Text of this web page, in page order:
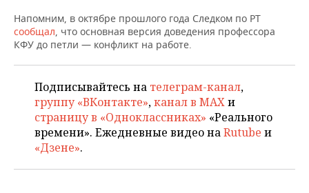
ЭНЕРГЕТИКА
УСЛУГИ
МЕДИА
ТЕЛЕКОММУНИКАЦИИ
ВЫЕЗДНАЯ РЕДАКЦИЯ
БИЗНЕС-БРАНЧИ
ОТКРЫТАЯ ЛЕКЦИЯ
НОВОСТИ СПОРТА
ФУТБОЛ
БАСКЕТБОЛ
ВОЛЕЙБОЛ
КИБЕРСПОРТ
ОБЩЕСТВО
НОВОСТИ ОБЩЕСТВА
ИНФРАСТРУКТУРА
ИСТОРИЯ
КУЛЬТУРА
ФОТОГАЛЕРЕЯ
СПРАВОЧНИК
СПИСОК ПЕРСОН
СПИСОК КОМПАНИЙ
ПОЛНАЯ ВЕРСИЯ
Напомним, в октябре прошлого года Следком по РТ
сообщал, что основная версия доведения профессора
КФУ до петли — конфликт на работе.
Подписывайтесь на телеграм-канал,
группу «ВКонтакте»,канал в MAXи
страницу в «Одноклассниках» «Реального
времени». Ежедневные видео наRutube и
«Дзене».